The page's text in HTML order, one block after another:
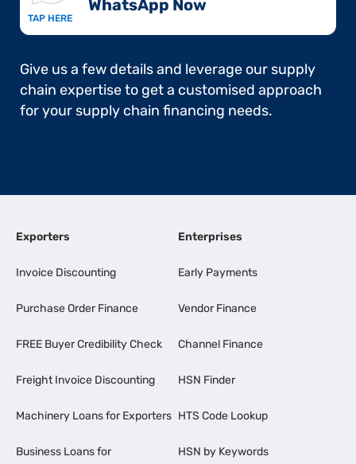
TAP HERE
WhatsApp Now​
Give us a few details and leverage our supply
chain expertise to get a customised approach
for your supply chain financing needs.
Exporters
Invoice Discounting
Purchase Order Finance
FREE Buyer Credibility Check
Freight Invoice Discounting
Machinery Loans for Exporters
Business Loans for
Enterprises
Early Payments
Vendor Finance
Channel Finance
HSN Finder
HTS Code Lookup
HSN by Keywords